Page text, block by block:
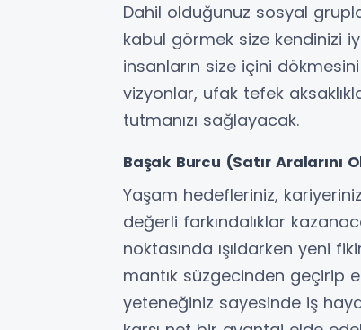
Dahil olduğunuz sosyal
kabul görmek size kendinizi
insanların size içini
vizyonlar, ufak tefek
tutmanızı sağlayacak.
Başak Burcu (Satır Aralarını
Yaşam hedefleriniz,
değerli farkındalıklar
noktasında ışıldarken yeni
mantık süzgecinden geçirip
yeteneğiniz sayesinde iş